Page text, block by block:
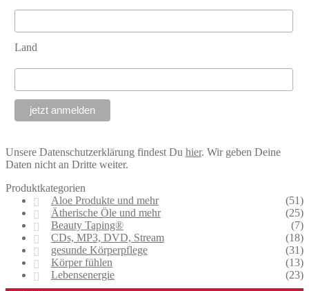
Land
Unsere Datenschutzerklärung findest Du hier. Wir geben Deine
Daten nicht an Dritte weiter.
Produktkategorien
Aloe Produkte und mehr
(51)
Ätherische Öle und mehr
(25)
Beauty Taping®
(7)
CDs, MP3, DVD, Stream
(18)
gesunde Körperpflege
(31)
Körper fühlen
(13)
Lebensenergie
(23)